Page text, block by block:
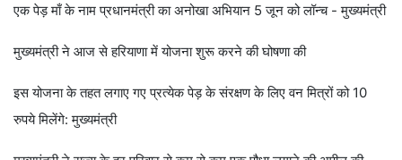
एक पेड़ माँ के नाम प्रधानमंत्री का अनोखा अभियान 5 जून को लॉन्च - मुख्यमंत्री
मुख्यमंत्री ने आज से हरियाणा में योजना शुरू करने की घोषणा की
इस योजना के तहत लगाए गए प्रत्येक पेड़ के संरक्षण के लिए वन मित्रों को 10
रुपये मिलेंगे: मुख्यमंत्री